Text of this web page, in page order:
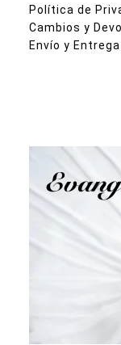
Política de
Cambios y
Envío y Entrega